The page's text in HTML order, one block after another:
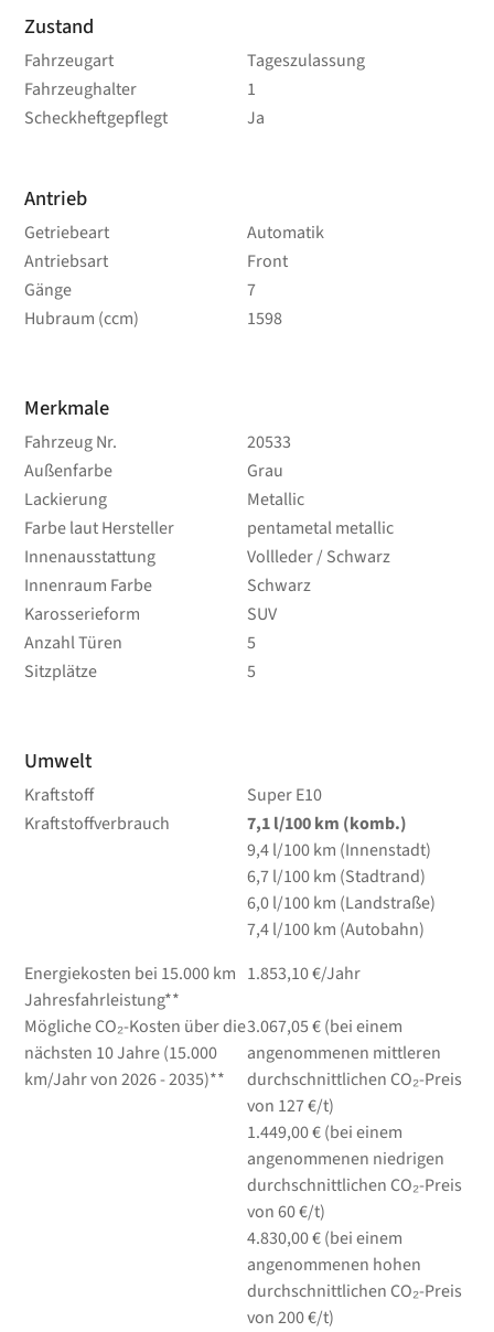
Zustand
Fahrzeugart
Tageszulassung
Fahrzeughalter
1
Scheckheftgepflegt
Ja
Antrieb
Getriebeart
Automatik
Antriebsart
Front
Gänge
7
Hubraum (ccm)
1598
Merkmale
Fahrzeug Nr.
20533
Außenfarbe
Grau
Lackierung
Metallic
Farbe laut Hersteller
pentametal metallic
Innenausstattung
Vollleder / Schwarz
Innenraum Farbe
Schwarz
Karosserieform
SUV
Anzahl Türen
5
Sitzplätze
5
Umwelt
Kraftstoff
Super E10
Kraftstoffverbrauch
7,1l/100 km (komb.)
9,4l/100 km (Innenstadt)
6,7l/100 km (Stadtrand)
6,0l/100 km (Landstraße)
7,4l/100 km (Autobahn)
Energiekosten bei 15.000 km
Jahresfahrleistung**
1.853,10 €/Jahr
Mögliche CO₂-Kosten über die
nächsten 10 Jahre (15.000
km/Jahr von 2026 - 2035)**
3.067,05 € (bei einem
angenommenen mittleren
durchschnittlichen CO₂-Preis
von 127 €/t)
1.449,00 € (bei einem
angenommenen niedrigen
durchschnittlichen CO₂-Preis
von 60 €/t)
4.830,00 € (bei einem
angenommenen hohen
durchschnittlichen CO₂-Preis
von 200 €/t)